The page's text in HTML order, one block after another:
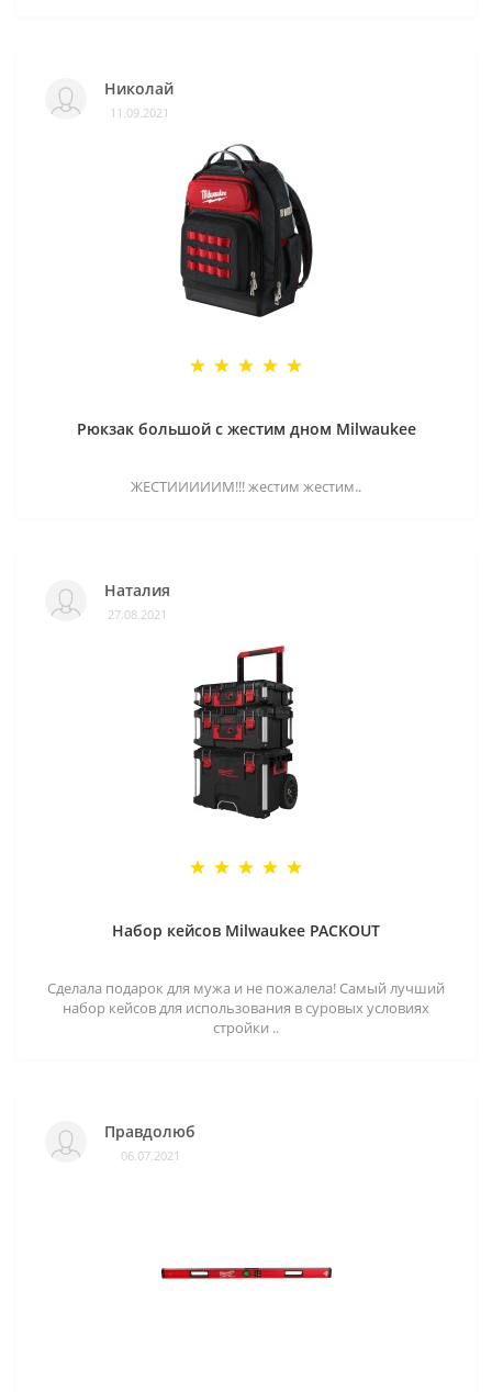
Николай
11.09.2021
Рюкзак большой с жестим дном Milwaukee
ЖЕСТИИИИИМ!!! жестим жестим..
Наталия
27.08.2021
Набор кейсов Milwaukee PACKOUT
Сделала подарок для мужа и не пожалела! Самый лучший
набор кейсов для использования в суровых условиях
стройки ..
Правдолюб
06.07.2021